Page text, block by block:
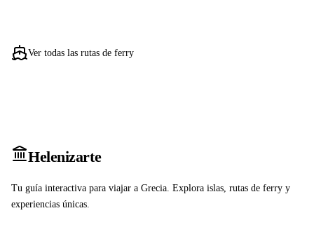
Ver todas las rutas de ferry
Helenizarte
Tu guía interactiva para viajar a Grecia. Explora islas, rutas de ferry y
experiencias únicas.